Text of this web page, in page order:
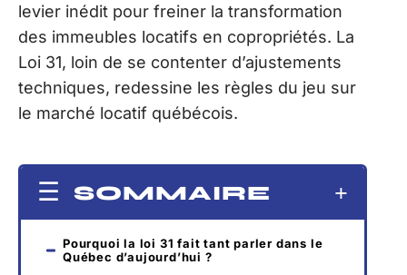
levier inédit pour freiner la transformation
des immeubles locatifs en copropriétés. La
Loi 31, loin de se contenter d’ajustements
techniques, redessine les règles du jeu sur
le marché locatif québécois.
SOMMAIRE
Pourquoi la loi 31 fait tant parler dans le
Québec d’aujourd’hui ?